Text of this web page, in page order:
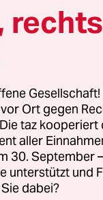
und
an den
Re­fe­ren­da­
zählten
es
und zum
rechts
Ort gegen
taz kooperiert
aller
30. September
unterstützt und
dabei?